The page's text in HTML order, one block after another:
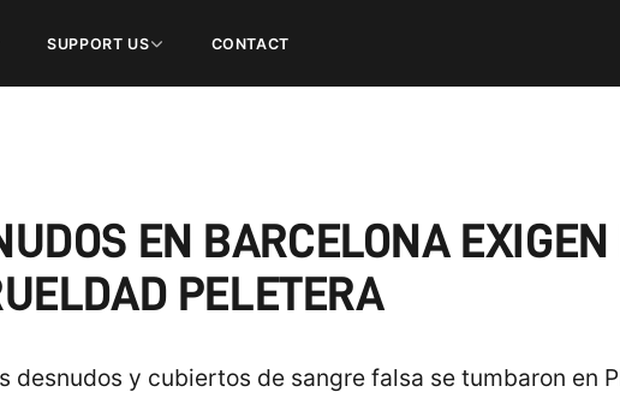
SUPPORT US CONTACT
EN BARCELONA
PELETERA
desnudos y cubiertos de sangre falsa se tumbaron en